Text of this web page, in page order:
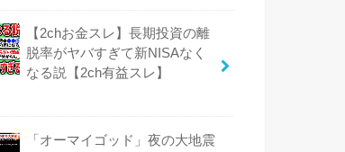
【2chお金スレ】長期投資の離
脱率がヤバすぎて新NISAなく
なる説【2ch有益スレ】
「オーマイゴッド」夜の大地震